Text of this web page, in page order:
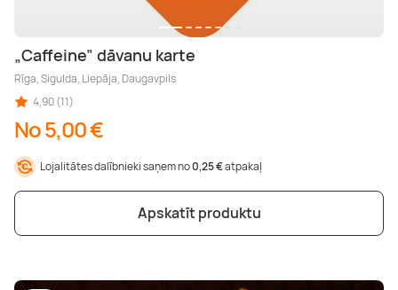
„Caffeine” dāvanu karte
Rīga, Sigulda, Liepāja, Daugavpils
4,90 (11)
No 5,00 €
Lojalitātes dalībnieki saņem no0,25 €atpakaļ
Apskatīt produktu